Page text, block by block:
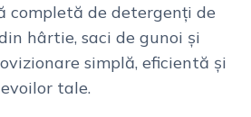
completă de detergenți de
hârtie, saci de gunoi și
simplă, eficientă și
tale.